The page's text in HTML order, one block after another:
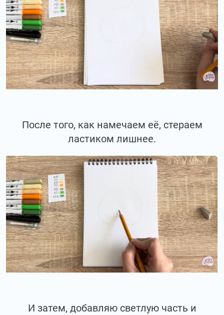
После того, как намечаем её, стераем
ластиком лишнее.
И затем, добавляю светлую часть и